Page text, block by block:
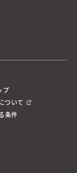
プ
ついて
条件